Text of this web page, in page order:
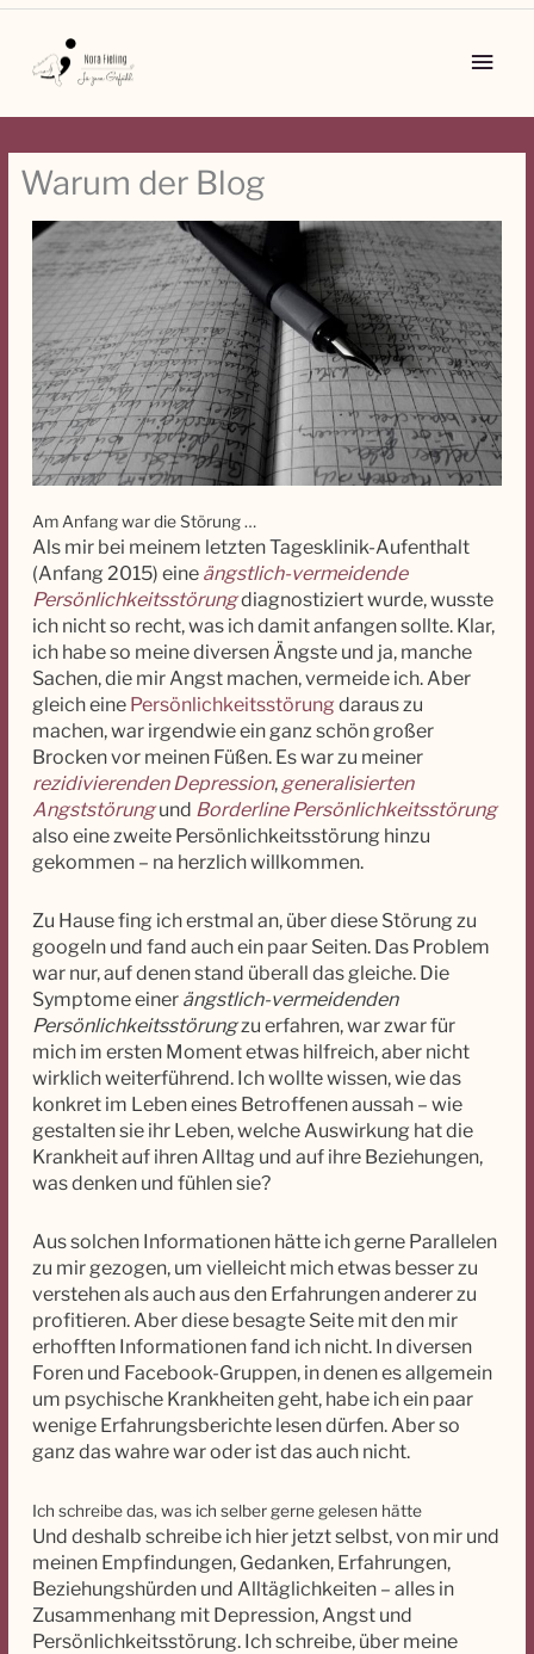
Zum
springen
Main
Warum der Blog
Am Anfang war die Störung …
Als mir bei meinem letzten Tagesklinik-Aufenthalt
(Anfang 2015) eine ängstlich-vermeidende
Persönlichkeitsstörungdiagnostiziert wurde, wusste
ich nicht so recht, was ich damit anfangen sollte. Klar,
ich habe so meine diversen Ängste und ja, manche
Sachen, die mir Angst machen, vermeide ich. Aber
gleich eine Persönlichkeitsstörungdaraus zu
machen, war irgendwie ein ganz schön großer
Brocken vor meinen Füßen. Es war zu meiner
rezidivierenden Depression, generalisierten
Angststörungund Borderline Persönlichkeitsstörung
also eine zweite Persönlichkeitsstörung hinzu
gekommen – na herzlich willkommen.
Zu Hause fing ich erstmal an, über diese Störung zu
googeln und fand auch ein paar Seiten. Das Problem
war nur, auf denen stand überall das gleiche. Die
Symptome einer ängstlich-vermeidenden
Persönlichkeitsstörungzu erfahren, war zwar für
mich im ersten Moment etwas hilfreich, aber nicht
wirklich weiterführend. Ich wollte wissen, wie das
konkret im Leben eines Betroffenen aussah – wie
gestalten sie ihr Leben, welche Auswirkung hat die
Krankheit auf ihren Alltag und auf ihre Beziehungen,
was denken und fühlen sie?
Aus solchen Informationen hätte ich gerne Parallelen
zu mir gezogen, um vielleicht mich etwas besser zu
verstehen als auch aus den Erfahrungen anderer zu
profitieren. Aber diese besagte Seite mit den mir
erhofften Informationen fand ich nicht. In diversen
Foren und Facebook-Gruppen, in denen es allgemein
um psychische Krankheiten geht, habe ich ein paar
wenige Erfahrungsberichte lesen dürfen. Aber so
ganz das wahre war oder ist das auch nicht.
Ich schreibe das, was ich selber gerne gelesen hätte
Und deshalb schreibe ich hier jetzt selbst, von mir und
meinen Empfindungen, Gedanken, Erfahrungen,
Beziehungshürden und Alltäglichkeiten – alles in
Zusammenhang mit Depression, Angst und
Persönlichkeitsstörung. Ich schreibe, über meine